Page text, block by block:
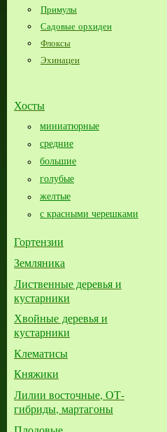
Примулы
Садовые орхидеи
Флоксы
Эхинацеи
Хосты
миниатюрные
средние
большие​
голубые
желтые
с красными черешками
Гортензии
Земляника
Лиственные деревья и
кустарники
Хвойные деревья и
кустарники
Клематисы
Княжики
Лилии восточные, ОТ-
гибриды, мартагоны